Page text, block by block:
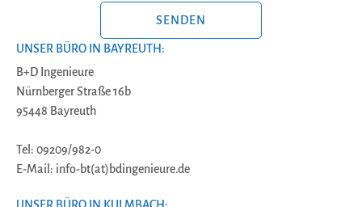
UNSER BÜRO IN BAYREUTH:
B+D Ingenieure
Nürnberger Straße 16b
95448 Bayreuth
Tel: 09209/982-0
E-Mail: info-bt(at)bdingenieure.de